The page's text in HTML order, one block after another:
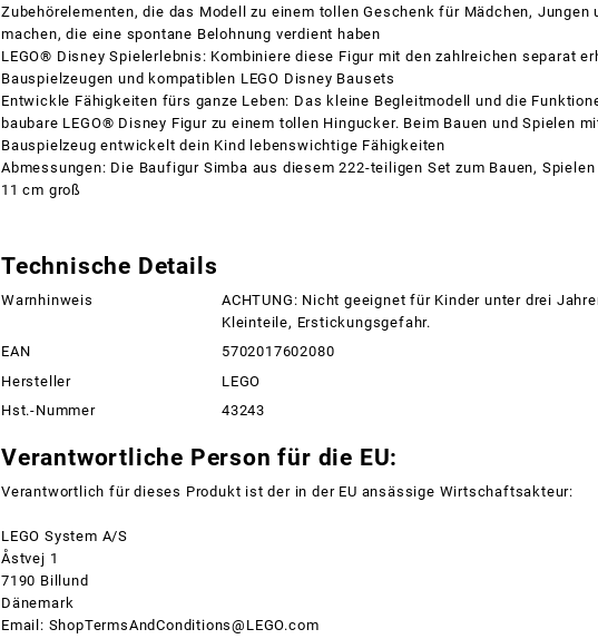
Zubehörelementen, die das Modell zu einem tollen Geschenk für Mädchen, Jungen
machen, die eine spontane Belohnung verdient haben
LEGO® Disney Spielerlebnis: Kombiniere diese Figur mit den zahlreichen separat
Bauspielzeugen und kompatiblen LEGO Disney Bausets
Entwickle Fähigkeiten fürs ganze Leben: Das kleine Begleitmodell und die
baubare LEGO® Disney Figur zu einem tollen Hingucker. Beim Bauen und Spielen
Bauspielzeug entwickelt dein Kind lebenswichtige Fähigkeiten
Abmessungen: Die Baufigur Simba aus diesem 222-teiligen Set zum Bauen,
11 cm groß
Technische Details
Warnhinweis
ACHTUNG: Nicht geeignet für Kinder unter drei
Kleinteile, Erstickungsgefahr.
EAN
5702017602080
Hersteller
LEGO
Hst.-Nummer
43243
Verantwortliche Person für die EU:
Verantwortlich für dieses Produkt ist der in der EU ansässige Wirtschaftsakteur:
LEGO System A/S
Åstvej 1
7190 Billund
Dänemark
Email: ShopTermsAndConditions@LEGO.com